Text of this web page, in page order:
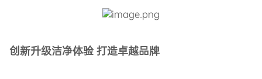
创新升级洁净体验 打造卓越品牌